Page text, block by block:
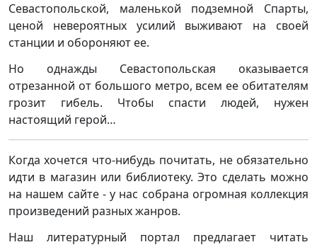
Севастопольской, маленькой подземной Спарты,
ценой невероятных усилий выживают на своей
станции и обороняют ее.
Но однажды Севастопольская оказывается
отрезанной от большого метро, всем ее обитателям
грозит гибель. Чтобы спасти людей, нужен
настоящий герой…
Когда хочется что-нибудь почитать, не обязательно
идти в магазин или библиотеку. Это сделать можно
на нашем сайте - у нас собрана огромная коллекция
произведений разных жанров.
Наш литературный портал предлагает читать